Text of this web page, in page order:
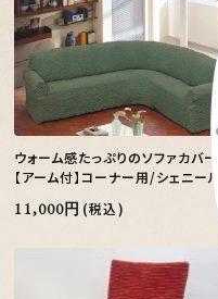
ウォーム感たっぷりのソファカバー：
【アーム付】コーナー用/シェニール
11,000円 (税込)